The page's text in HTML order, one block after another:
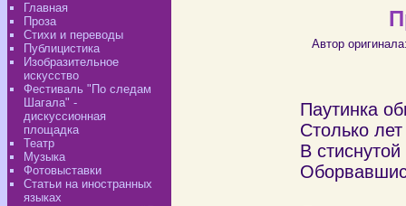
Главная
Проза
Стихи и переводы
Публицистика
Изобразительное
искусство
Фестиваль "По следам
Шагала" -
дискуссионная
площадка
Театр
Музыка
Фотовыставки
Статьи на иностранных
языках
Автор
Паутинка
Столько
В